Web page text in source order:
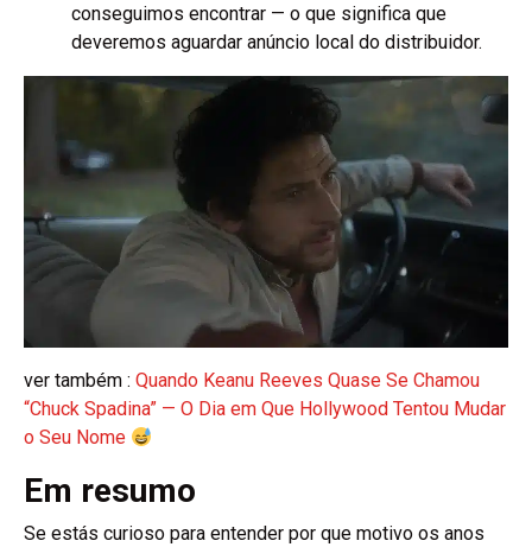
conseguimos encontrar — o que significa que
deveremos aguardar anúncio local do distribuidor.
ver também : Quando Keanu Reeves Quase Se Chamou
“Chuck Spadina” — O Dia em Que Hollywood Tentou Mudar
o Seu Nome
Em resumo
Se estás curioso para entender por que motivo os anos